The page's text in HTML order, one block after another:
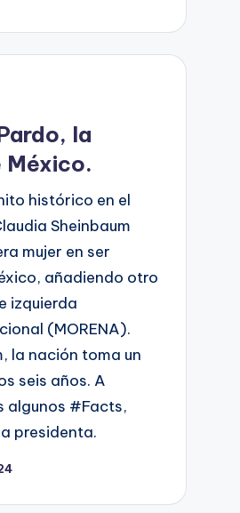
la
México.
histórico en el
Sheinbaum
mujer en ser
añadiendo otro
izquierda
(MORENA).
la nación toma un
seis años. A
algunos #Facts,
presidenta.